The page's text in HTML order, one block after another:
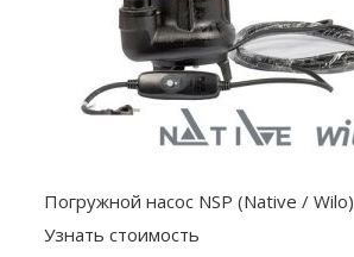
Погружной насос NSP (Native / Wilo)
Узнать стоимость